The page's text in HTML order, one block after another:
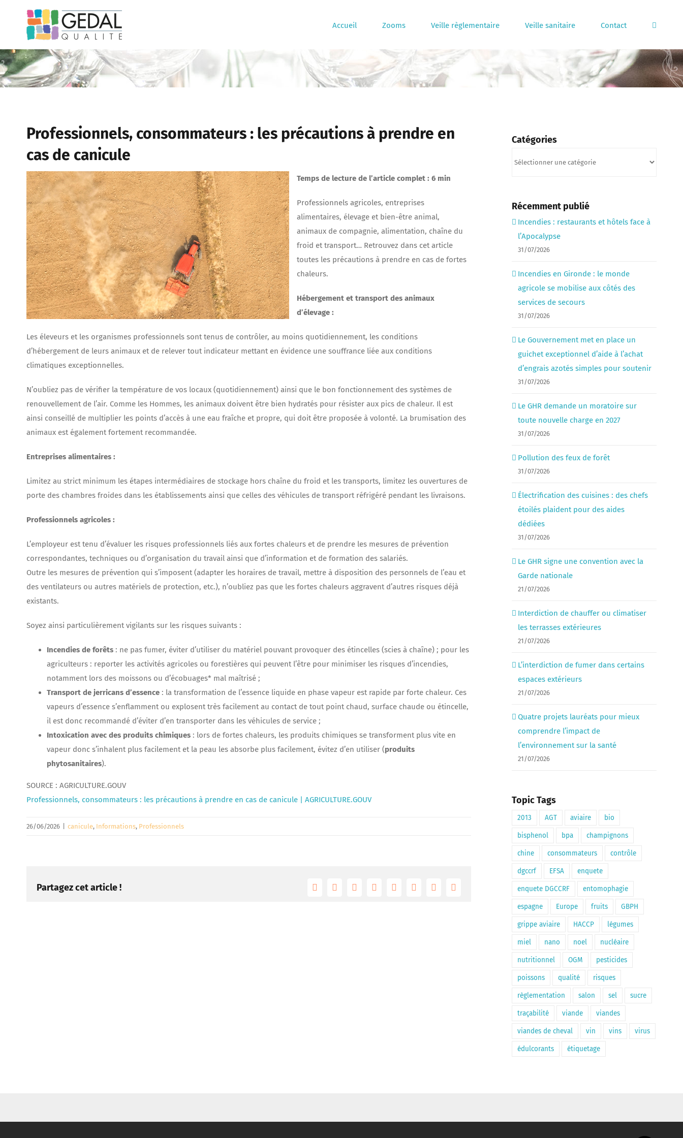
contenu
Accueil Zooms Veille règlementaire Veille sanitaire Contact
Professionnels, consommateurs : les précautions à prendre en
cas de canicule
Temps de lecture de l’article complet : 6 min
Professionnels agricoles, entreprises
alimentaires, élevage et bien-être animal,
animaux de compagnie, alimentation, chaîne du
froid et transport… Retrouvez dans cet article
toutes les précautions à prendre en cas de fortes
chaleurs.
Hébergement et transport des animaux
d’élevage :
Les éleveurs et les organismes professionnels sont tenus de contrôler, au moins quotidiennement, les conditions
d’hébergement de leurs animaux et de relever tout indicateur mettant en évidence une souffrance liée aux conditions
climatiques exceptionnelles.
N’oubliez pas de vérifier la température de vos locaux (quotidiennement) ainsi que le bon fonctionnement des systèmes de
renouvellement de l’air. Comme les Hommes, les animaux doivent être bien hydratés pour résister aux pics de chaleur. Il est
ainsi conseillé de multiplier les points d’accès à une eau fraîche et propre, qui doit être proposée à volonté. La brumisation des
animaux est également fortement recommandée.
Entreprises alimentaires :
Limitez au strict minimum les étapes intermédiaires de stockage hors chaîne du froid et les transports, limitez les ouvertures de
porte des chambres froides dans les établissements ainsi que celles des véhicules de transport réfrigéré pendant les livraisons.
Professionnels agricoles :
L’employeur est tenu d’évaluer les risques professionnels liés aux fortes chaleurs et de prendre les mesures de prévention
correspondantes, techniques ou d’organisation du travail ainsi que d’information et de formation des salariés.
Outre les mesures de prévention qui s’imposent (adapter les horaires de travail, mettre à disposition des personnels de l’eau et
des ventilateurs ou autres matériels de protection, etc.), n’oubliez pas que les fortes chaleurs aggravent d’autres risques déjà
existants.
Soyez ainsi particulièrement vigilants sur les risques suivants :
Incendies de forêts : ne pas fumer, éviter d’utiliser du matériel pouvant provoquer des étincelles (scies à chaîne) ; pour les
agriculteurs : reporter les activités agricoles ou forestières qui peuvent l’être pour minimiser les risques d’incendies,
notamment lors des moissons ou d’écobuages* mal maîtrisé ;
Transport de jerricans d’essence : la transformation de l’essence liquide en phase vapeur est rapide par forte chaleur. Ces
vapeurs d’essence s’enflamment ou explosent très facilement au contact de tout point chaud, surface chaude ou étincelle,
il est donc recommandé d’éviter d’en transporter dans les véhicules de service ;
Intoxication avec des produits chimiques : lors de fortes chaleurs, les produits chimiques se transforment plus vite en
vapeur donc s’inhalent plus facilement et la peau les absorbe plus facilement, évitez d’en utiliser (produits
phytosanitaires).
SOURCE : AGRICULTURE.GOUV
Professionnels, consommateurs : les précautions à prendre en cas de canicule | AGRICULTURE.GOUV
26/06/2026 canicule, Informations, Professionnels
Partagez cet article ! FacebookTwitterRedditLinkedInTumblrPinterest
Vk Email
Catégories
Récemment publié
Incendies : restaurants et hôtels face à
l’Apocalypse
31/07/2026
Incendies en Gironde : le monde
agricole se mobilise aux côtés des
services de secours
31/07/2026
Le Gouvernement met en place un
guichet exceptionnel d’aide à l’achat
d’engrais azotés simples pour soutenir
31/07/2026
Le GHR demande un moratoire sur
toute nouvelle charge en 2027
31/07/2026
Pollution des feux de forêt
31/07/2026
Électrification des cuisines : des chefs
étoilés plaident pour des aides
dédiées
31/07/2026
Le GHR signe une convention avec la
Garde nationale
21/07/2026
Interdiction de chauffer ou climatiser
les terrasses extérieures
21/07/2026
L’interdiction de fumer dans certains
espaces extérieurs
21/07/2026
Quatre projets lauréats pour mieux
comprendre l’impact de
l’environnement sur la santé
21/07/2026
Topic Tags
2013 AGT aviaire bio
bisphenol bpa champignons
chine consommateurs contrôle
dgccrf EFSA enquete
enquete DGCCRF entomophagie
espagne Europe fruits GBPH
grippe aviaire HACCP légumes
miel nano noel nucléaire
nutritionnel OGM pesticides
poissons qualité risques
règlementation salon sel sucre
traçabilité viande viandes
viandes de cheval vin vins virus
édulcorants étiquetage